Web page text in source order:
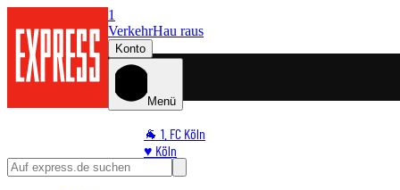
1
VerkehrHau raus
Konto
Menü
🐐 1. FC Köln
♥️ Köln